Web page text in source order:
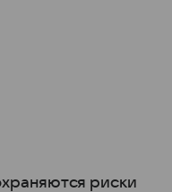
риски